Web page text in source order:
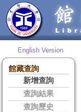
English Version
館藏查詢
新增查詢
查詢結果
查詢歷史